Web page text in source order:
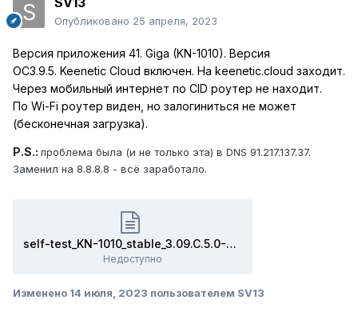
Опубликовано 25 апреля, 2023
Версия приложения 41. Giga (KN-1010). Версия
ОС3.9.5. Keenetic Cloud включен. На keenetic.cloud заходит.
Через мобильный интернет по CID роутер не находит.
По Wi-Fi роутер виден, но залогиниться не может
(бесконечная загрузка).
P.S.: проблема была (и не только эта) в DNS 91.217.137.37.
Заменил на 8.8.8.8 - всё заработало.
self-test_KN-1010_stable_3.09.C.5.0-2_router_2023-04-26T19-19-37.492Z.txt
Недоступно
Изменено 14 июля, 2023 пользователем SV13